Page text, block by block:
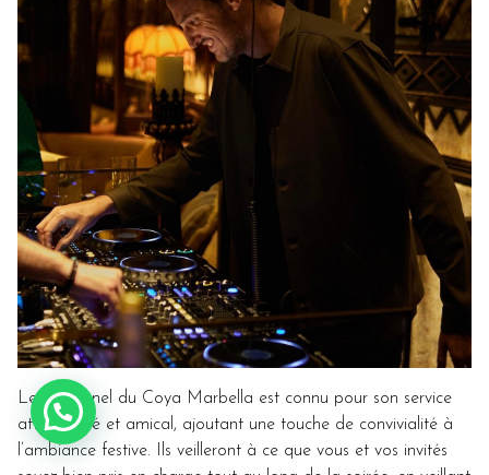
Le personnel du Coya Marbella est connu pour son service
attentionné et amical, ajoutant une touche de convivialité à
l’ambiance festive. Ils veilleront à ce que vous et vos invités